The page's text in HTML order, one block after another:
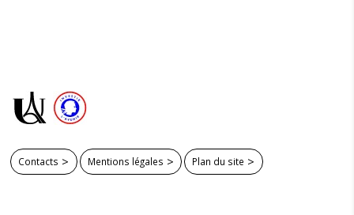
Contacts Mentions légales Plan du site